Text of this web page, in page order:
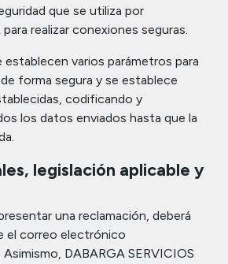
que se utiliza por
realizar conexiones seguras.
varios parámetros para
forma segura y se establece
codificando y
los datos enviados hasta que la
legislación aplicable y
una reclamación, deberá
el correo electrónico
DABARGA SERVICIOS